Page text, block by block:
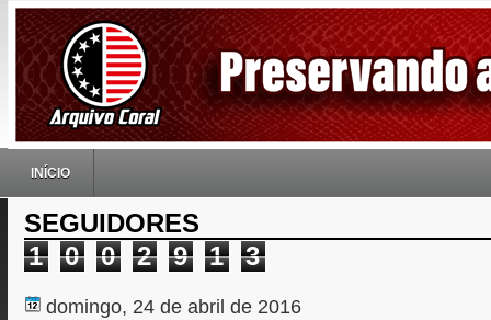
INÍCIO
SEGUIDORES
1
0 0 2 9 1 3
domingo, 24 de abril de 2016